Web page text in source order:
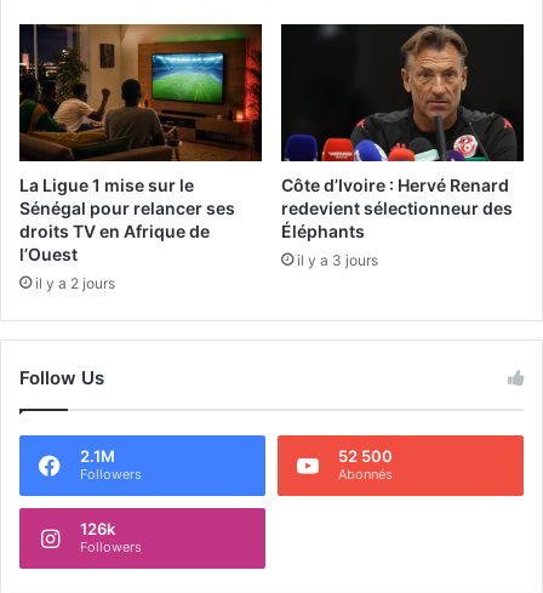
La Ligue 1 mise sur le
Sénégal pour relancer ses
droits TV en Afrique de
l’Ouest
il y a 2 jours
Côte d’Ivoire : Hervé Renard
redevient sélectionneur des
Éléphants
il y a 3 jours
Follow Us
2.1M
Followers
52 500
Abonnés
126k
Followers